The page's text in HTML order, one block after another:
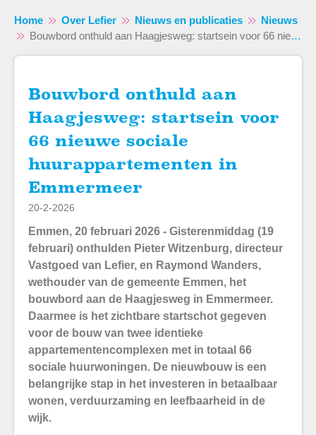
Home Over Lefier Nieuws en publicaties
Nieuws
Bouwbord onthuld aan Haagjesweg: startsein voor 66 nieuwe sociale huurappartementen in Emmermeer
Bouwbord onthuld aan
Haagjesweg: startsein voor
66 nieuwe sociale
huurappartementen in
Emmermeer
20-2-2026
Emmen, 20 februari 2026 - Gisterenmiddag (19
februari) onthulden Pieter Witzenburg, directeur
Vastgoed van Lefier, en Raymond Wanders,
wethouder van de gemeente Emmen, het
bouwbord aan de Haagjesweg in Emmermeer.
Daarmee is het zichtbare startschot gegeven
voor de bouw van twee identieke
appartementencomplexen met in totaal 66
sociale huurwoningen. De nieuwbouw is een
belangrijke stap in het investeren in betaalbaar
wonen, verduurzaming en leefbaarheid in de
wijk.